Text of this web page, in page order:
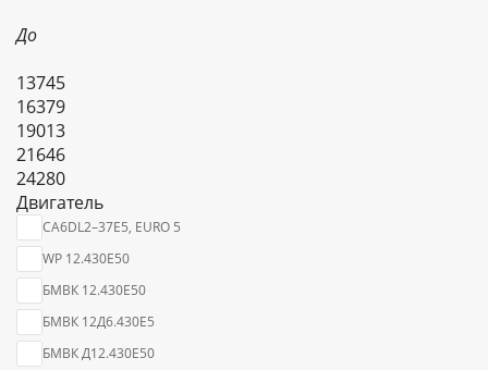
До
13745
16379
19013
21646
24280
Двигатель
CA6DL2–37E5, EURO 5
WP 12.430Е50
БМВК 12.430E50
БМВК 12Д6.430Е5
БМВК Д12.430E50